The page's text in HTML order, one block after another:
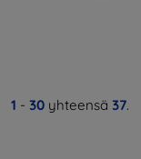
1 - 30 yhteensä 37.